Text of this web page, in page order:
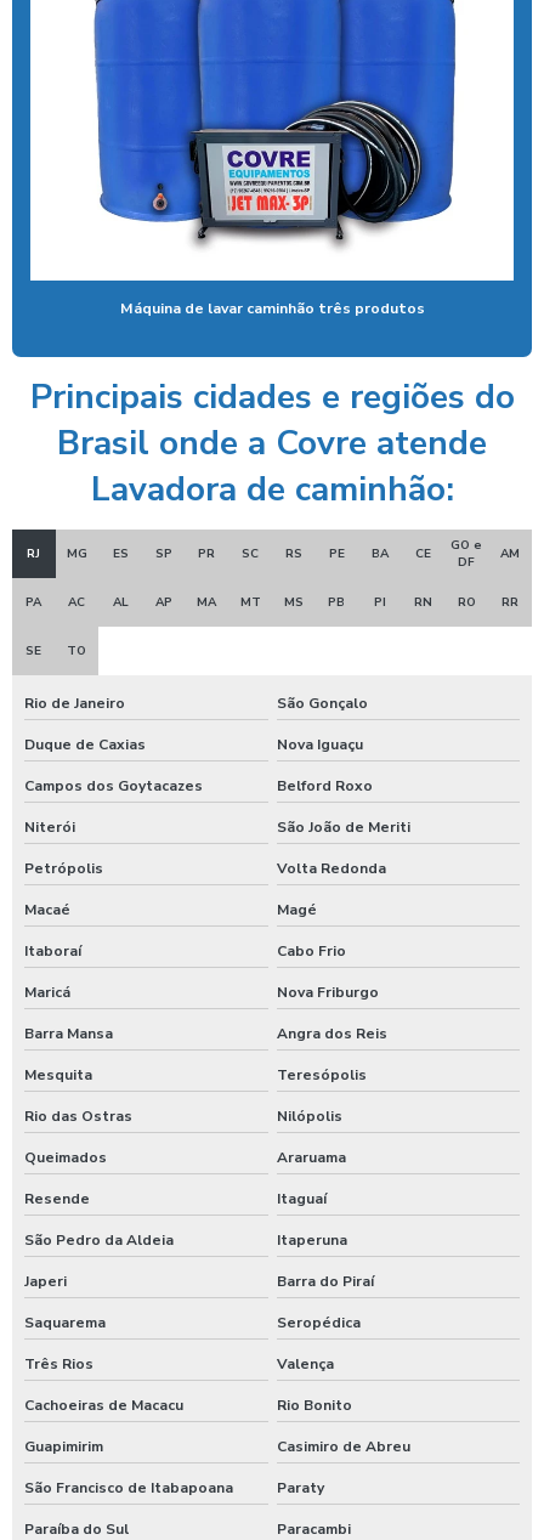
Desengraxante alcalino biodegradavel
Detergente para lavar caminhões
Ducha automatica para carros
Ducha automotiva
Ducha azul preço
Ducha rapida para carros
Economizador de banho para postos
Emoliente alcalino
Equipamento para higienização de carros
Equipamento de lavagem automotiva
Equipamento para lavagem de onibus
Equipamento de limpeza de colheitadeiras
Equipamento de limpeza manual de caminhão
Equipamentos para higienização automotiva
Equipamentos para higienização de veiculos
Equipamentos para lavagem de caminhoes
Equipamentos para lavagem de carros
Espuma azul para lava rapido
Ficheiro para ducha de praia
Fornecedor de aspirador self service
Germicida automotivo
Germicida para carros
Higienização automotiva
Higienização automotiva contra covid 19
Higienização automotiva preço
Higienização automotiva a seco
Máquina de lavar caminhão três produtos
Principais cidades e regiões do
Brasil onde a Covre atende
Lavadora de caminhão:
RJ MG ES SP PR SC RS PE BA CE
GO e
DF
AM
PA AC AL AP MA MT MS PB PI RN RO RR
SE TO
Rio de Janeiro São Gonçalo
Duque de Caxias Nova Iguaçu
Campos dos Goytacazes Belford Roxo
Niterói São João de Meriti
Petrópolis Volta Redonda
Macaé Magé
Itaboraí Cabo Frio
Maricá Nova Friburgo
Barra Mansa Angra dos Reis
Mesquita Teresópolis
Rio das Ostras Nilópolis
Queimados Araruama
Resende Itaguaí
São Pedro da Aldeia Itaperuna
Japeri Barra do Piraí
Saquarema Seropédica
Três Rios Valença
Cachoeiras de Macacu Rio Bonito
Guapimirim Casimiro de Abreu
São Francisco de Itabapoana Paraty
Paraíba do Sul Paracambi